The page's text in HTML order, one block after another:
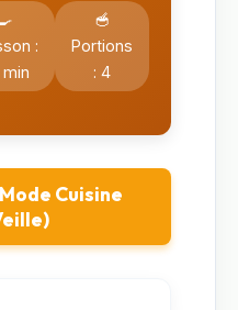
:
🥣
Portions
: 4
Cuisine